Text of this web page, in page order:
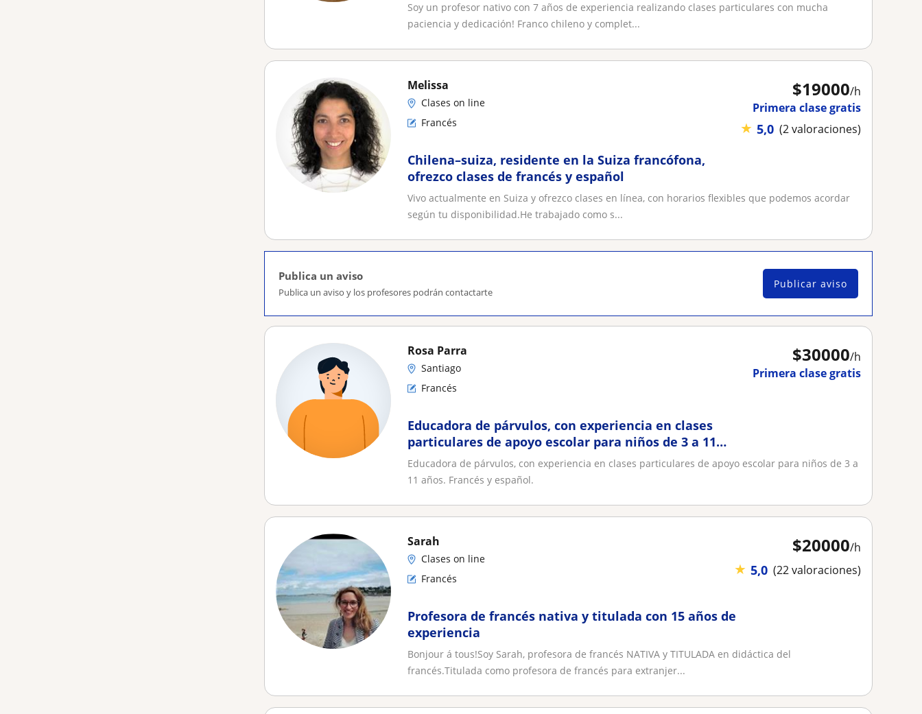
Soy un profesor nativo con 7 años de experiencia realizando clases particulares con mucha
paciencia y dedicación! Franco chileno y complet...
$19000/h
Primera clase gratis
★ 5,0 (2 valoraciones)
Melissa
Clases on line
Francés
Chilena–suiza, residente en la Suiza francófona,
ofrezco clases de francés y español
Vivo actualmente en Suiza y ofrezco clases en línea, con horarios flexibles que podemos acordar
según tu disponibilidad.He trabajado como s...
Publica un aviso
Publica un aviso y los profesores podrán contactarte
Publicar aviso
$30000/h
Primera clase gratis
Rosa Parra
Santiago
Francés
Educadora de párvulos, con experiencia en clases
particulares de apoyo escolar para niños de 3 a 11
años. Francés y español
Educadora de párvulos, con experiencia en clases particulares de apoyo escolar para niños de 3 a
11 años. Francés y español.
$20000/h
★ 5,0 (22 valoraciones)
Sarah
Clases on line
Francés
Profesora de francés nativa y titulada con 15 años de
experiencia
Bonjour á tous!Soy Sarah, profesora de francés NATIVA y TITULADA en didáctica del
francés.Titulada como profesora de francés para extranjer...